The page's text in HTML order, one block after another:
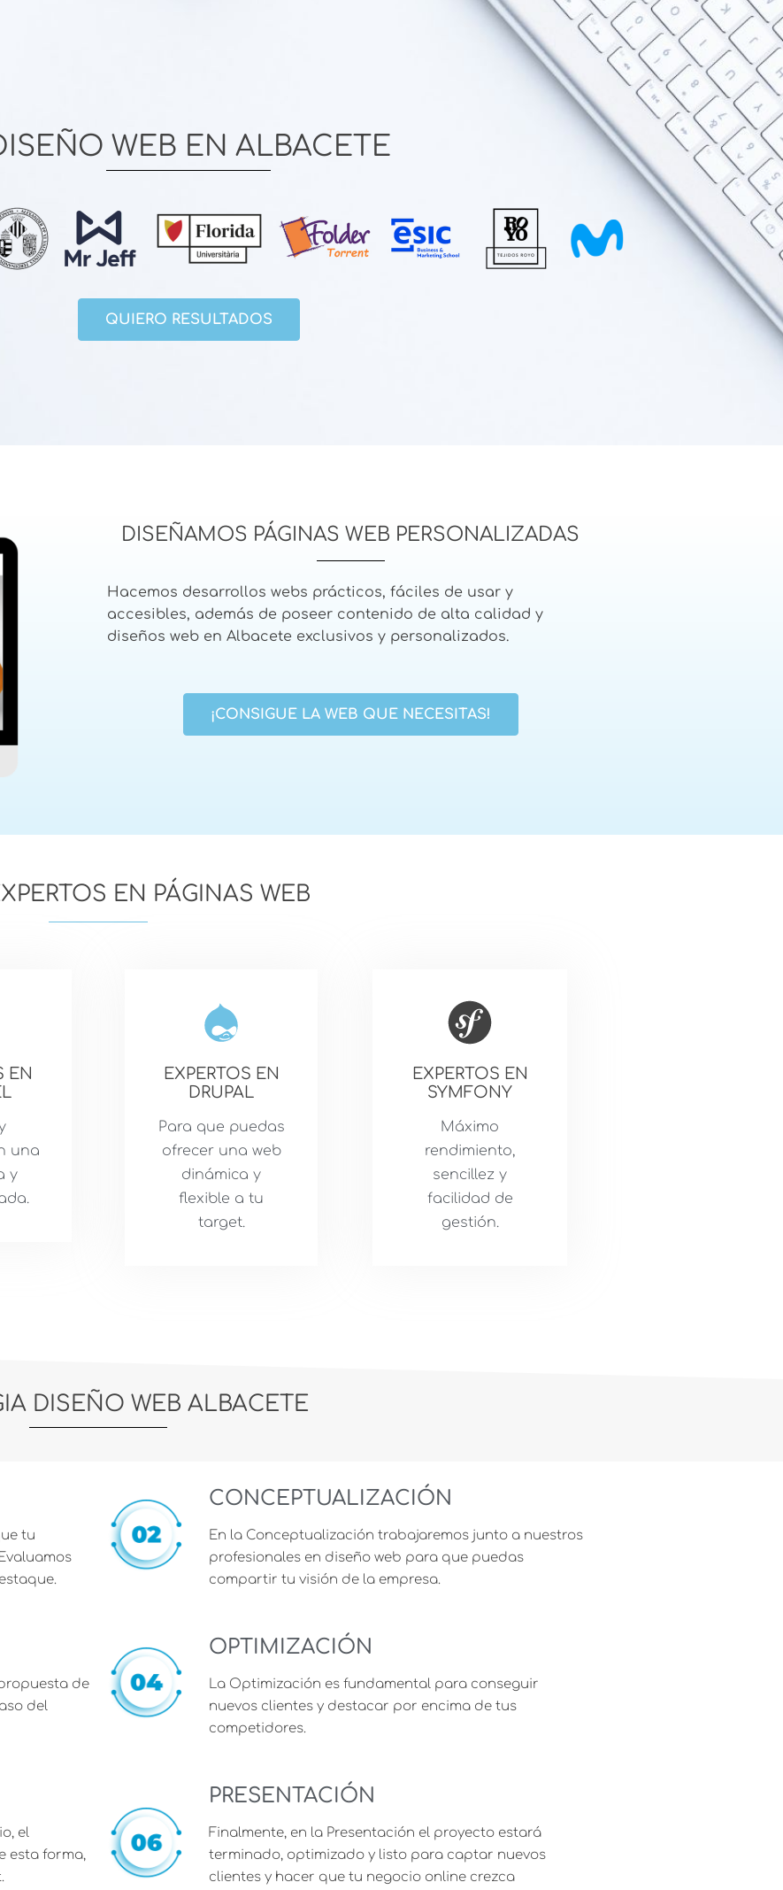
INFORMACIÓN
WEB EN ALBACETE
QUIERO RESULTADOS
DISEÑAMOS PÁGINAS WEB PERSONALIZADAS
Hacemos desarrollos webs prácticos, fáciles de usar y
accesibles, además de poseer contenido de alta calidad y
diseños web en Albacete exclusivos y personalizados.
¡CONSIGUE LA WEB QUE NECESITAS!
EN PÁGINAS WEB
EN
una
y
EXPERTOS EN
DRUPAL
Para que puedas
ofrecer una web
dinámica y
flexible a tu
target.
EXPERTOS EN
SYMFONY
Máximo
rendimiento,
sencillez y
facilidad de
gestión.
DISEÑO WEB ALBACETE
tu
CONCEPTUALIZACIÓN
En la Conceptualización trabajaremos junto a nuestros
profesionales en diseño web para que puedas
compartir tu visión de la empresa.
de
del
OPTIMIZACIÓN
La Optimización es fundamental para conseguir
nuevos clientes y destacar por encima de tus
competidores.
el
esta forma,
PRESENTACIÓN
Finalmente, en la Presentación el proyecto estará
terminado, optimizado y listo para captar nuevos
clientes y hacer que tu negocio online crezca